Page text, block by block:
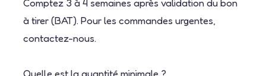
Comptez 3 à 4 semaines après validation du bon
à tirer (BAT). Pour les commandes urgentes,
contactez-nous.
Quelle est la quantité minimale ?